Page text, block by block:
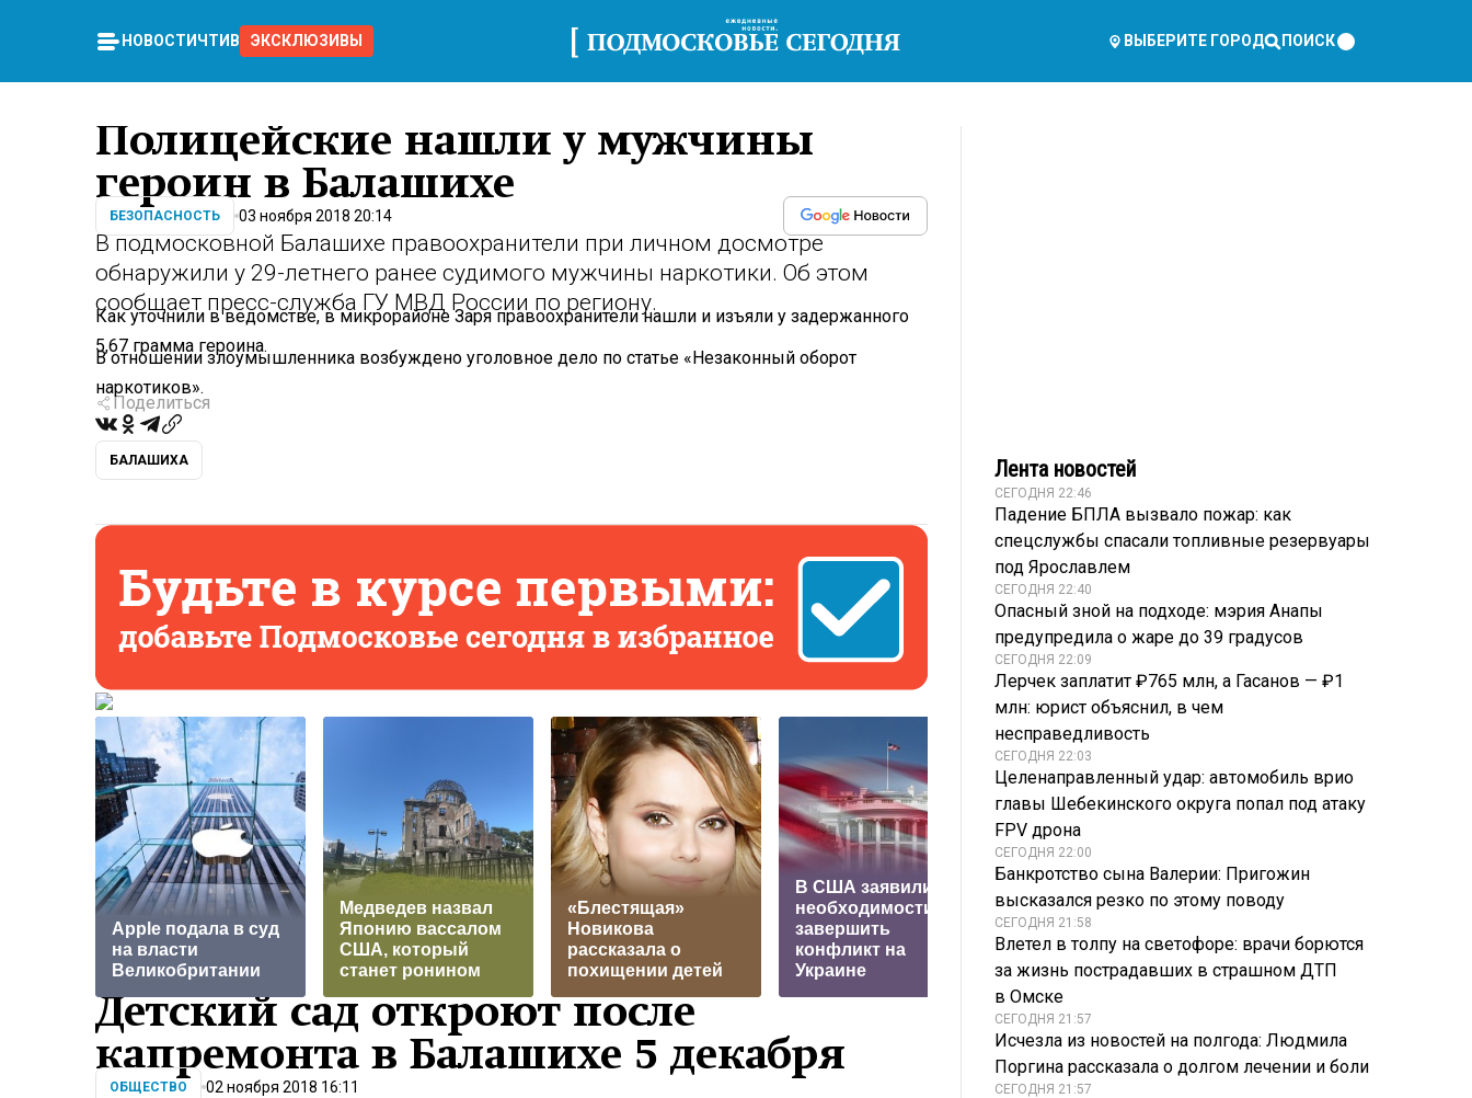
НОВОСТИ ЧТИВО ЭКСКЛЮЗИВЫ ВЫБЕРИТЕ ГОРОД ПОИСК
Полицейские нашли у мужчины
героин в Балашихе
БЕЗОПАСНОСТЬ 03 ноября 2018 20:14
В подмосковной Балашихе правоохранители при личном досмотре
обнаружили у 29-летнего ранее судимого мужчины наркотики. Об этом
сообщает пресс-служба ГУ МВД России по региону.
Как уточнили в ведомстве, в микрорайоне Заря правоохранители нашли и изъяли у задержанного
5,67 грамма героина.
В отношении злоумышленника возбуждено уголовное дело по статье «Незаконный оборот
наркотиков».
Поделиться
БАЛАШИХА
Apple подала в суд
на власти
Великобритании
Медведев назвал
Японию вассалом
США, который
станет ронином
«Блестящая»
Новикова
рассказала о
похищении детей
В США заявили о
необходимости
завершить
конфликт на
Украине
Пентагон после
«гневного звонка»
Трампа собрал
срочное совещание
В РПЦ объяснили
кремации и
развеиванию праха
Детский сад откроют после
капремонта в Балашихе 5 декабря
ОБЩЕСТВО 02 ноября 2018 16:11
Лента новостей
СЕГОДНЯ 22:46
Падение БПЛА вызвало пожар: как
спецслужбы спасали топливные резервуары
под Ярославлем
СЕГОДНЯ 22:40
Опасный зной на подходе: мэрия Анапы
предупредила о жаре до 39 градусов
СЕГОДНЯ 22:09
Лерчек заплатит ₽765 млн, а Гасанов — ₽1
млн: юрист объяснил, в чем
несправедливость
СЕГОДНЯ 22:03
Целенаправленный удар: автомобиль врио
главы Шебекинского округа попал под атаку
FPV дрона
СЕГОДНЯ 22:00
Банкротство сына Валерии: Пригожин
высказался резко по этому поводу
СЕГОДНЯ 21:58
Влетел в толпу на светофоре: врачи борются
за жизнь пострадавших в страшном ДТП
в Омске
СЕГОДНЯ 21:57
Исчезла из новостей на полгода: Людмила
Поргина рассказала о долгом лечении и боли
СЕГОДНЯ 21:57